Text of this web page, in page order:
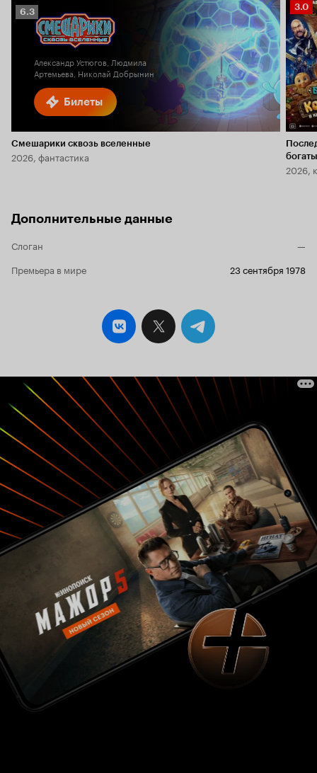
Билеты
Рейтинг
Кинопоиска
6.3
Александр Устюгов, Людмила
Артемьева, Николай Добрынин
Смешарики сквозь вселенные
2026, фантастика
3.0
3.0
2026,
Дополнительные данные
Слоган
—
Премьера в мире
23 сентября 1978